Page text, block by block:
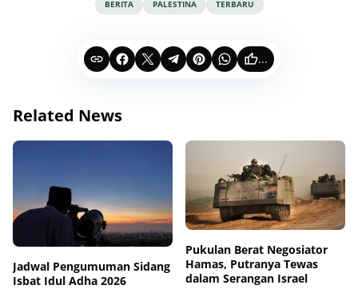
BERITA PALESTINA TERBARU
...
Related News
Jadwal Pengumuman Sidang
Isbat Idul Adha 2026
Pukulan Berat Negosiator
Hamas, Putranya Tewas
dalam Serangan Israel